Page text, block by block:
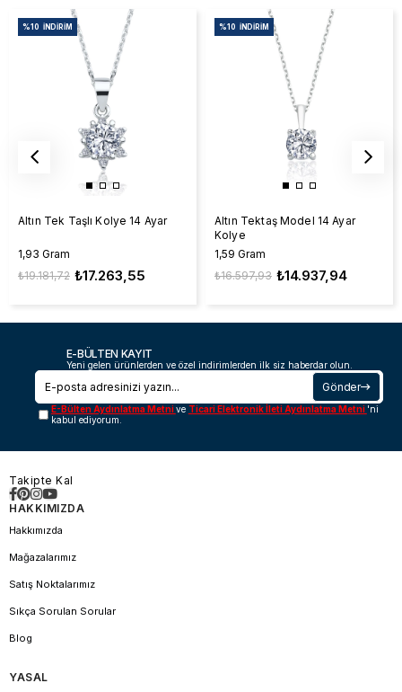
Altın Tek Taşlı Kolye 14 Ayar
1,93 Gram
₺17.263,55
₺19.181,72
%10 İNDIRIM
Altın Tektaş Model 14 Ayar
Kolye
1,59 Gram
₺14.937,94
₺16.597,93
%10 İNDIRIM
E-BÜLTEN KAYIT
Yeni gelen ürünlerden ve özel indirimlerden ilk siz haberdar olun.
Gönder
E-Bülten Aydınlatma Metnive Ticari Elektronik İleti Aydınlatma Metni 'ni
kabul ediyorum.
Takipte Kal
HAKKIMIZDA
Hakkımızda
Mağazalarımız
Satış Noktalarımız
Sıkça Sorulan Sorular
Blog
YASAL